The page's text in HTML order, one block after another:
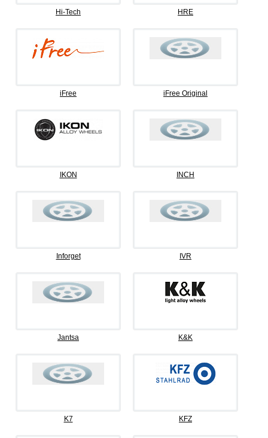
Hi-Tech HRE
iFree iFree Original
IKON INCH
Inforget IVR
Jantsa K&K
K7 KFZ